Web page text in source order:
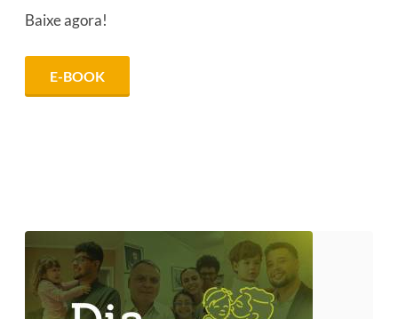
Baixe agora!
E-BOOK